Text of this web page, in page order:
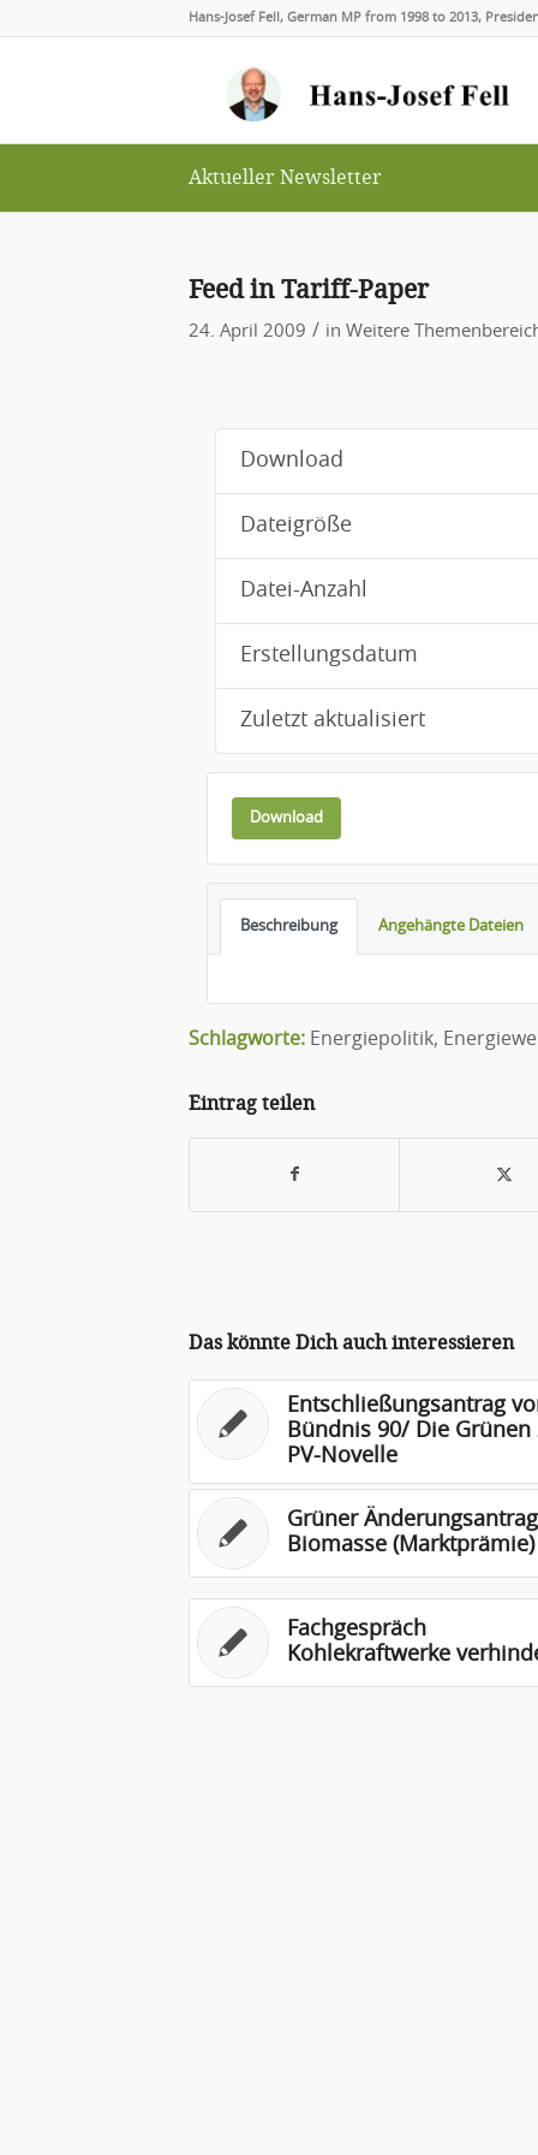
Hans-Josef Fell, German MP from 1998 to 2013,
Aktueller Newsletter
Feed in Tariff-Paper
24. April 2009 / in Weitere
Download
Dateigröße
Datei-Anzahl
Erstellungsdatum
Zuletzt aktualisiert
Download
Beschreibung Angehängte Dateien
Schlagworte: Energiepolitik,
Eintrag teilen
Das könnte Dich auch interessieren
Entschließungsantrag
Bündnis 90/ Die Grünen
PV-Novelle
Grüner Änderungsantrag
Biomasse (Marktprämie)
Fachgespräch
Kohlekraftwerke